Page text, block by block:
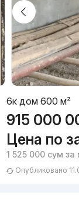
6к дом 600 м²
915 000
Цена по
1 525 000 сум за
Опубликовано